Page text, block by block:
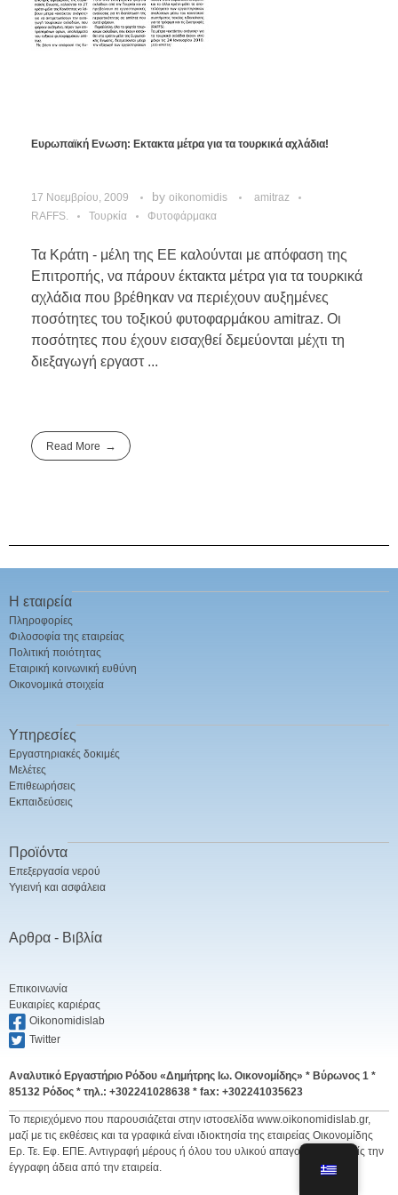
Ευρωπαϊκή Ενωση: Εκτακτα μέτρα για τα τουρκικά αχλάδια!
17 Νοεμβρίου, 2009 by oikonomidis
amitraz
RAFFS.
Τουρκία Φυτοφάρμακα
Τα Κράτη - μέλη της ΕΕ καλούνται με απόφαση της
Επιτροπής, να πάρουν έκτακτα μέτρα για τα τουρκικά
αχλάδια που βρέθηκαν να περιέχουν αυξημένες
ποσότητες του τοξικού φυτοφαρμάκου amitraz. Οι
ποσότητες που έχουν εισαχθεί δεμεύονται μέχτι τη
διεξαγωγή εργαστ ...
Read More
Η εταιρεία
Πληροφορίες
Φιλοσοφία της εταιρείας
Πολιτική ποιότητας
Εταιρική κοινωνική ευθύνη
Οικονομικά στοιχεία
Υπηρεσίες
Εργαστηριακές δοκιμές
Μελέτες
Επιθεωρήσεις
Εκπαιδεύσεις
Προϊόντα
Επεξεργασία νερού
Υγιεινή και ασφάλεια
Αρθρα - Βιβλία
Επικοινωνία
Ευκαιρίες καριέρας
Oikonomidislab
Twitter
Αναλυτικό Εργαστήριο Ρόδου «Δημήτρης Ιω. Οικονομίδης» * Βύρωνος 1 *
85132 Ρόδος * τηλ.: +302241028638 * fax: +302241035623
Το περιεχόμενο που παρουσιάζεται στην ιστοσελίδα www.oikonomidislab.gr,
μαζί με τις εκθέσεις και τα γραφικά είναι ιδιοκτησία της εταιρείας Οικονομίδης
Ερ. Τε. Εφ. ΕΠΕ. Αντιγραφή μέρους ή όλου του υλικού απαγορεύεται χωρίς την
έγγραφη άδεια από την εταιρεία.